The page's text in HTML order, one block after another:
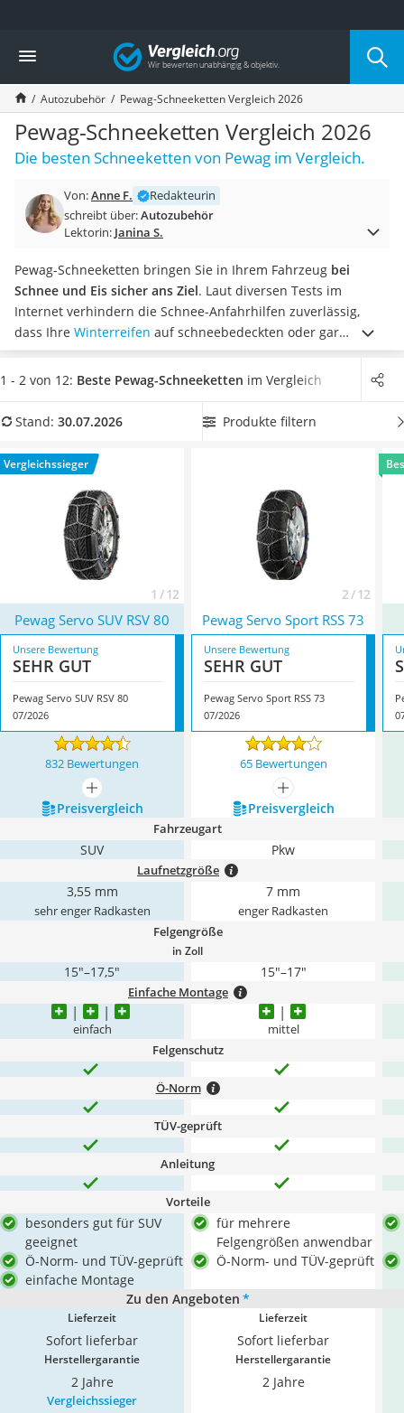
Die beliebtesten Vergleiche nach Kategorie
Auto & Motor
Fahrradträger-Anhängerkupplung (4 Fahrräder)
Fahrradträger
Fahrradträger (Anhängerkupplung)
Fahrradträger 3 Fahrräder
Benzinkanister (20 l)
Fahrradträger E-Bike
Benzinkanister
Wagenheber 3t
AGM-Batterie Wohnmobil
Thule-Fahrradträger
FM-Transmitter
Sommerreifen 205/55 R16
Autobatterie-Ladegerät
Starthilfe mit Kompressor
Alkoholtester
Diesel-Additiv
Wagenheber
Vergleich
Autozubehör Pewag-Schneeketten Vergleich 2026
Pewag-Schneeketten Vergleich 2026
Die besten Schneeketten von Pewag im Vergleich.
Von:Anne F.
Redakteurin
schreibt über:Autozubehör
Lektorin: Janina S.
Pewag-Schneeketten bringen Sie in Ihrem Fahrzeug bei
Schnee und Eis sicher ans Ziel. Laut diversen Tests im
Internet verhindern die Schnee-Anfahrhilfen zuverlässig,
dass Ihre Winterreifen auf schneebedeckten oder gar
vereisten Fahrbahnen durchdrehen. Auch das Anfahren am
Berg wird durch die Montage der Ketten sichtlich vereinfacht.
montierende Pewag-Schneeketten, um im Winter bei eisigen
Überzeugt hat uns hier im Juli 2026 besonders das Modell
Pewag Servo SUV RSV 80
1 - 2 von 12: Beste Pewag-Schneeketten im Vergleich
Stand: 30.07.2026 Produkte filtern
Vergleichssieger
1 / 12 2 / 12
Pewag Servo SUV RSV 80 Pewag Servo Sport RSS 73
Unsere Bewertung
SEHR GUT
Pewag Servo SUV RSV 80
07/2026
Unsere Bewertung
SEHR GUT
Pewag Servo Sport RSS 73
07/2026
832 Bewertungen 65 Bewertungen
mehr anzeigen
mehr anzeigen
Preis­vergleich
Preis­vergleich
Fahrzeugart
SUV Pkw
Laufnetzgröße
3,55 mm
sehr enger Radkasten
7 mm
enger Radkasten
Felgengröße
in Zoll
15"–17,5" 15"–17"
Einfache Montage
einfach mittel
Felgenschutz
Ö-Norm
TÜV-geprüft
Anleitung
Vorteile
besonders gut für SUV
geeignet
Ö-Norm- und TÜV-geprüft
einfache Montage
für mehrere
Felgengrößen anwendbar
Ö-Norm- und TÜV-geprüft
Zu den Angeboten *
Lieferzeit
Sofort lieferbar
Lieferzeit
Sofort lieferbar
Herstellergarantie
2 Jahre
Herstellergarantie
2 Jahre
Vergleichssieger